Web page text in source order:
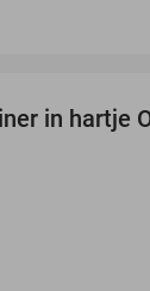
in hartje